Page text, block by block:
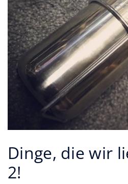
Dinge, die wir
2!